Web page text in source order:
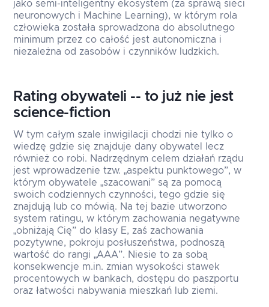
jako semi-inteligentny ekosystem (za sprawą sieci
neuronowych i Machine Learning), w którym rola
człowieka została sprowadzona do absolutnego
minimum przez co całość jest autonomiczna i
niezależna od zasobów i czynników ludzkich.
Rating obywateli -- to już nie jest
science-fiction
W tym całym szale inwigilacji chodzi nie tylko o
wiedzę gdzie się znajduje dany obywatel lecz
również co robi. Nadrzędnym celem działań rządu
jest wprowadzenie tzw. „aspektu punktowego”, w
którym obywatele „szacowani” są za pomocą
swoich codziennych czynności, tego gdzie się
znajdują lub co mówią. Na tej bazie utworzono
system ratingu, w którym zachowania negatywne
„obniżają Cię” do klasy E, zaś zachowania
pozytywne, pokroju posłuszeństwa, podnoszą
wartość do rangi „AAA”. Niesie to za sobą
konsekwencje m.in. zmian wysokości stawek
procentowych w bankach, dostępu do paszportu
oraz łatwości nabywania mieszkań lub ziemi.